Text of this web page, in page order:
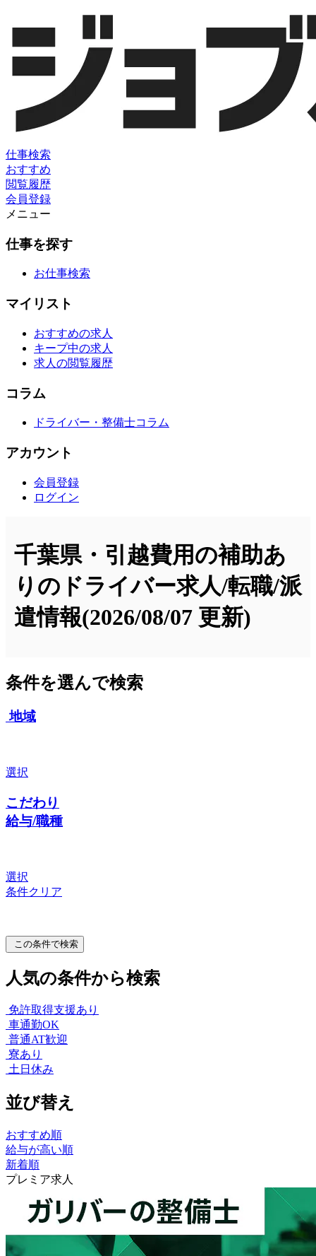
仕事検索
おすすめ
閲覧履歴
会員登録
メニュー
仕事を探す
お仕事検索
マイリスト
おすすめの求人
キープ中の求人
求人の閲覧履歴
コラム
ドライバー・整備士コラム
アカウント
会員登録
ログイン
千葉県・引越費用の補助あ
りのドライバー求人/転職/派
遣情報(2026/08/07 更新)
条件を選んで検索
地域
選択
こだわり
給与/職種
選択
条件クリア
この条件で検索
人気の条件から検索
免許取得支援あり
車通勤OK
普通AT歓迎
寮あり
土日休み
並び替え
おすすめ順
給与が高い順
新着順
プレミア求人